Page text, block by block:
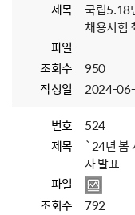
제목
국립5.18
채용시험
파일
조회수
950
작성일
2024-
번호
524
제목
`24년 봄
자 발표
파일
조회수
792